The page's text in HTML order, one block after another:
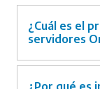
¿Cuál es el
servidores